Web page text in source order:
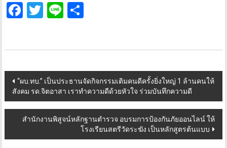
Facebook
Twitter
LineShare
Post
navigation
“ผบ.ทบ.” เป็นประธานจัดกิจกรรมเติมคนดีครั้งยิ่งใหญ่ 1 ล้านคนให้
สังคม รด.จิตอาสา เราทำความดีด้วยหัวใจ ร่วมบันทึกความดี
สำนักงานพิสูจน์หลักฐานตำรวจ อบรมการป้องกันภัยออนไลน์ ให้
โรงเรียนสตรีวัดระฆัง เป็นหลักสูตรต้นแบบ